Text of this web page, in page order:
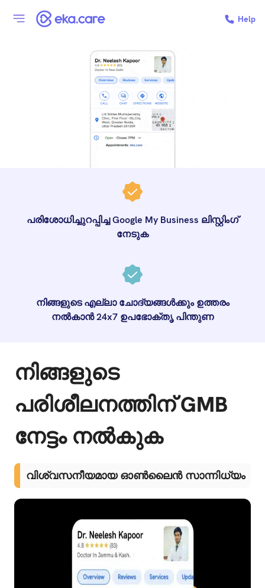
Help
പരിശോധിച്ചുറപ്പിച്ച Google My Business ലിസ്റ്റിംഗ്
നേടുക
നിങ്ങളുടെ എല്ലാ ചോദ്യങ്ങൾക്കും ഉത്തരം
നൽകാൻ 24x7 ഉപഭോക്തൃ പിന്തുണ
നിങ്ങളുടെ
പരിശീലനത്തിന് GMB
നേട്ടം നൽകുക
വിശ്വസനീയമായ ഓൺലൈൻ സാന്നിധ്യം